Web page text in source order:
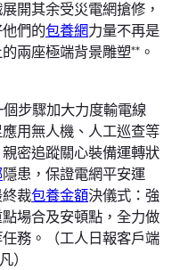
開其余受災電網搶修，
們的包養網力量不再是
兩座極端背景雕塑**。
步驟加大力度輸電線
用無人機、人工巡查等
密追蹤關心裝備運轉狀
隱患，保證電網平安運
裁包養金額決儀式：強
場合及安頓點，全力做
務。（工人日報客戶端
）